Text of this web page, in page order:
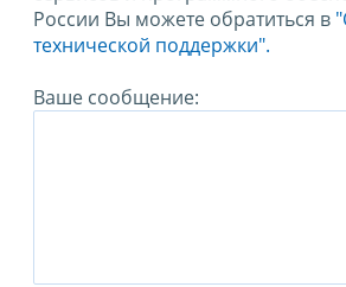
России Вы можете обратиться в
технической поддержки".
Ваше сообщение: